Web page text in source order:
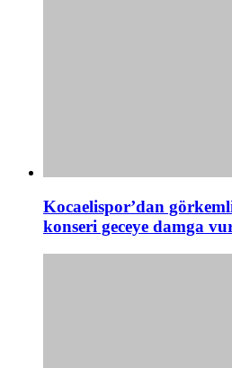
Kocaelispor’dan görkemli
konseri geceye damga